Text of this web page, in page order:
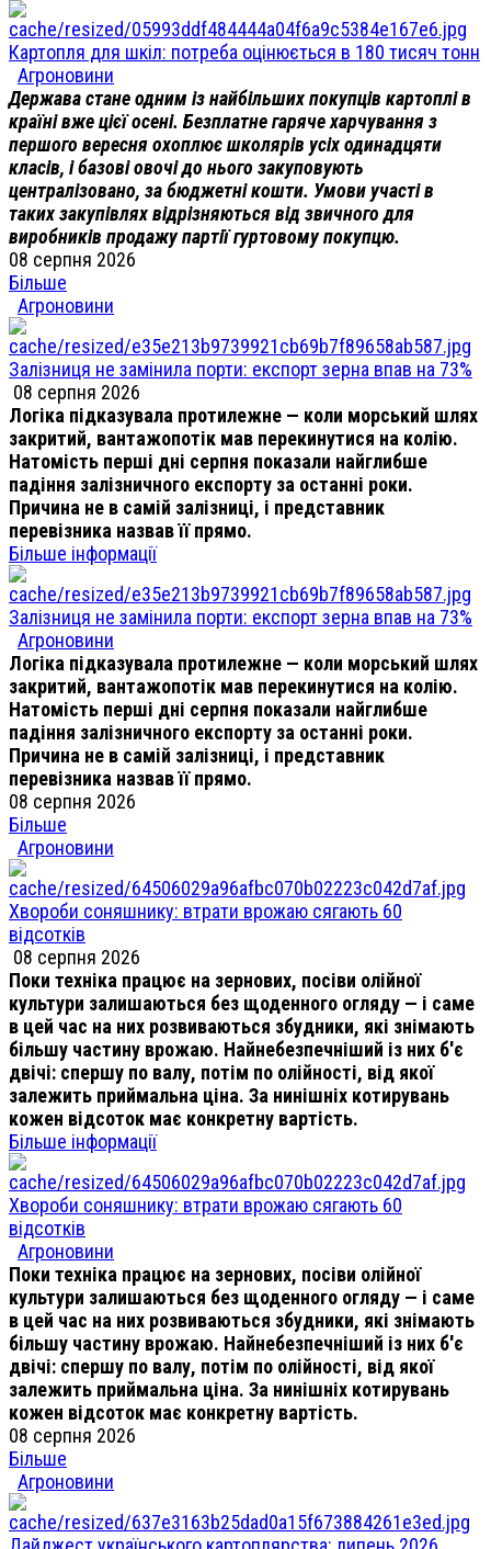
Картопля для шкіл: потреба оцінюється в 180 тисяч тонн
Агроновини
Держава стане одним із найбільших покупців картоплі в
країні вже цієї осені. Безплатне гаряче харчування з
першого вересня охоплює школярів усіх одинадцяти
класів, і базові овочі до нього закуповують
централізовано, за бюджетні кошти. Умови участі в
таких закупівлях відрізняються від звичного для
виробників продажу партії гуртовому покупцю.
08 серпня 2026
Більше
Агроновини
Залізниця не замінила порти: експорт зерна впав на 73%
08 серпня 2026
Логіка підказувала протилежне — коли морський шлях
закритий, вантажопотік мав перекинутися на колію.
Натомість перші дні серпня показали найглибше
падіння залізничного експорту за останні роки.
Причина не в самій залізниці, і представник
перевізника назвав її прямо.
Більше інформації
Залізниця не замінила порти: експорт зерна впав на 73%
Агроновини
Логіка підказувала протилежне — коли морський шлях
закритий, вантажопотік мав перекинутися на колію.
Натомість перші дні серпня показали найглибше
падіння залізничного експорту за останні роки.
Причина не в самій залізниці, і представник
перевізника назвав її прямо.
08 серпня 2026
Більше
Агроновини
Хвороби соняшнику: втрати врожаю сягають 60
відсотків
08 серпня 2026
Поки техніка працює на зернових, посіви олійної
культури залишаються без щоденного огляду — і саме
в цей час на них розвиваються збудники, які знімають
більшу частину врожаю. Найнебезпечніший із них б'є
двічі: спершу по валу, потім по олійності, від якої
залежить приймальна ціна. За нинішніх котирувань
кожен відсоток має конкретну вартість.
Більше інформації
Хвороби соняшнику: втрати врожаю сягають 60
відсотків
Агроновини
Поки техніка працює на зернових, посіви олійної
культури залишаються без щоденного огляду — і саме
в цей час на них розвиваються збудники, які знімають
більшу частину врожаю. Найнебезпечніший із них б'є
двічі: спершу по валу, потім по олійності, від якої
залежить приймальна ціна. За нинішніх котирувань
кожен відсоток має конкретну вартість.
08 серпня 2026
Більше
Агроновини